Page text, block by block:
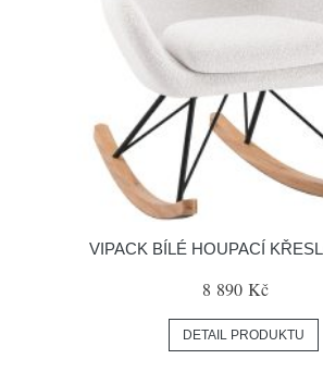
VIPACK BÍLÉ HOUPACÍ
8 890 Kč
DETAIL PRODUKTU